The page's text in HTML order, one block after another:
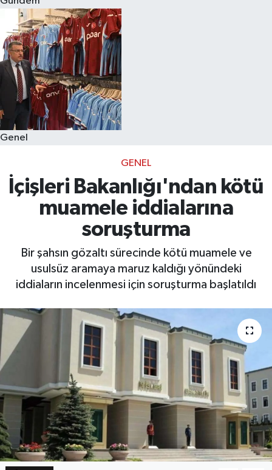
Genel
GENEL
İçişleri Bakanlığı'ndan kötü
muamele iddialarına
soruşturma
Bir şahsın gözaltı sürecinde kötü muamele ve
usulsüz aramaya maruz kaldığı yönündeki
iddiaların incelenmesi için soruşturma başlatıldı
Eğitim
Sağlık
Dünya
Magazin
Kültür & Sanat
Teknoloji
Genel